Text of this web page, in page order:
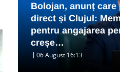
Bolojan, anunț care
direct și Clujul:
pentru angajarea
creșe…
06 August 16:13